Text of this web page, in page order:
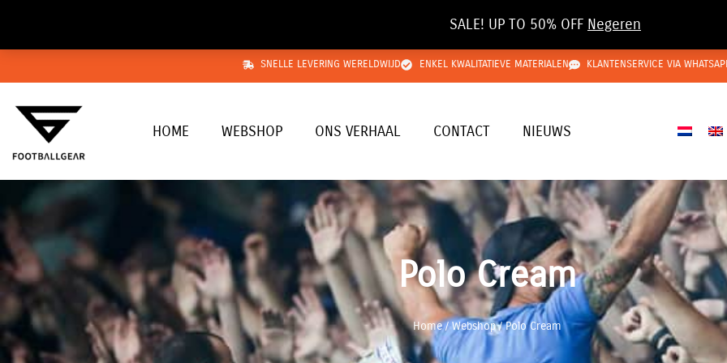
SALE! UP TO 50% OFF Negeren
de
SNELLE LEVERING WERELDWIJD ENKEL KWALITATIEVE MATERIALEN KLANTENSERVICE VIA
HOME WEBSHOP ONS VERHAAL CONTACT NIEUWS
Polo Cream
Home/Webshop/Polo Cream